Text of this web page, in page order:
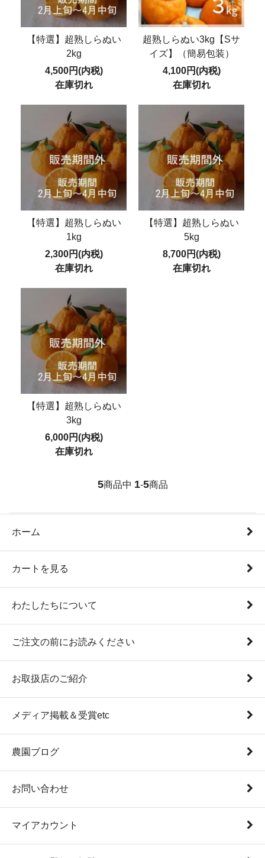
【特選】超熟しらぬい
2kg
4,500円(内税)
在庫切れ
超熟しらぬい3kg【Sサ
イズ】（簡易包装）
4,100円(内税)
在庫切れ
【特選】超熟しらぬい
1kg
2,300円(内税)
在庫切れ
【特選】超熟しらぬい
5kg
8,700円(内税)
在庫切れ
【特選】超熟しらぬい
3kg
6,000円(内税)
在庫切れ
5商品中 1-5商品
ホーム
カートを見る
わたしたちについて
ご注文の前にお読みください
お取扱店のご紹介
メディア掲載＆受賞etc
農園ブログ
お問い合わせ
マイアカウント